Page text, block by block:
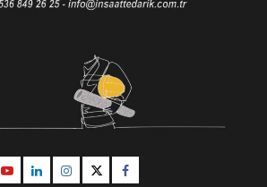
YoutubeLinkedinİnstagram
TwitterFacebook